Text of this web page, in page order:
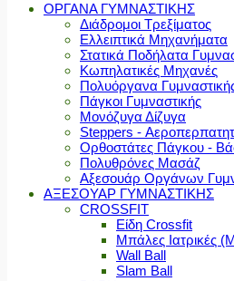
ΟΡΓΑΝΑ ΓΥΜΝΑΣΤΙΚΗΣ
Διάδρομοι Τρεξίματος
Ελλειπτικά Μηχανήματα
Στατικά Ποδήλατα
Κωπηλατικές Μηχανές
Πολυόργανα
Πάγκοι Γυμναστικής
Μονόζυγα Δίζυγα
Steppers -
Ορθοστάτες Πάγκου -
Πολυθρόνες Μασάζ
Αξεσουάρ Οργάνων
ΑΞΕΣΟΥΑΡ ΓΥΜΝΑΣΤΙΚΗΣ
CROSSFIT
Είδη Crossfit
Μπάλες Ιατρικές
Wall Ball
Slam Ball